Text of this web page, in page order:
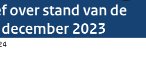
over stand van de
2023